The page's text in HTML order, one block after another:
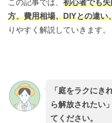
この記事では、 初心者でも
方、費用相場、DIYとの違い
りやすく解説していきます。
「庭をラクにき
ら解放されたい
てください。